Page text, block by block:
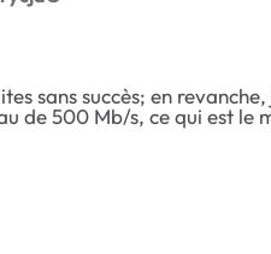
sans succès; en
de 500 Mb/s, ce qui est